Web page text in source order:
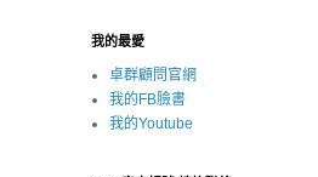
我的最愛
卓群顧問官網
我的FB臉書
我的Youtube